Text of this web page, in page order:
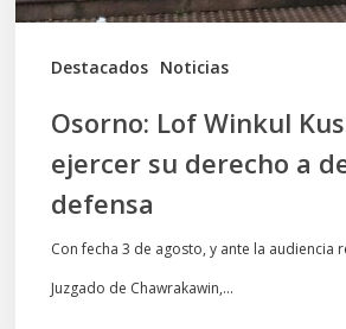
Destacados Noticias
a
debida
Osorno: Lof Winkul
ejercer su derecho a
defensa
Con fecha 3 de agosto, y ante la audiencia
Juzgado de Chawrakawin,…